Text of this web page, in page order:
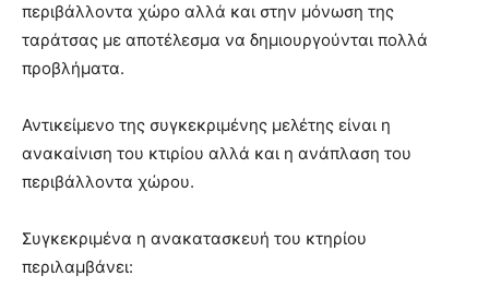
pornhun
hd
porn
περιβάλλοντα χώρο αλλά και στην μόνωση της
ταράτσας με αποτέλεσμα να δημιουργούνται πολλά
προβλήματα.
Αντικείμενο της συγκεκριμένης μελέτης είναι η
ανακαίνιση του κτιρίου αλλά και η ανάπλαση του
περιβάλλοντα χώρου.
Συγκεκριμένα η ανακατασκευή του κτηρίου
περιλαμβάνει: